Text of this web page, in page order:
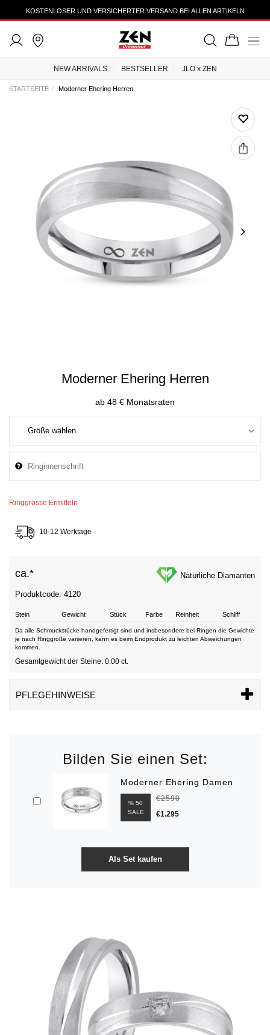
KOSTENLOSER UND VERSICHERTER VERSAND BEI ALLEN ARTIKELN
NEW ARRIVALS BESTSELLER JLO x ZEN
STARTSEITE Moderner Ehering Herren
Moderner Ehering Herren
ab 48 € Monatsraten
Ringgrösse Ermitteln
10-12 Werktage
ca.* Natürliche Diamanten
Produktcode: 4120
Stein Gewicht Stück Farbe Reinheit Schliff
Da alle Schmuckstücke handgefertigt sind und insbesondere bei Ringen die Gewichte
je nach Ringgröße variieren, kann es beim Endprodukt zu leichten Abweichungen
kommen.
Gesamtgewicht der Steine: 0.00 ct.
PFLEGEHINWEISE
Bilden Sie einen Set:
Moderner Ehering Damen
% 50
SALE
€2590
€1.295